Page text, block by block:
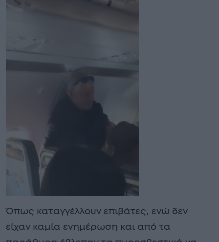
Όπως καταγγέλλουν επιβάτες, ενώ δεν
είχαν καμία ενημέρωση και από τα